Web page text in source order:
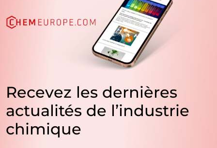
Recevez les dernières
actualités de l’industrie
chimique